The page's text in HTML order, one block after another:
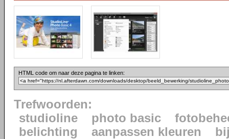
HTML code om naar deze pagina te linken:
Trefwoorden:
studioline
photo basic
belichting
aanpassen kleuren